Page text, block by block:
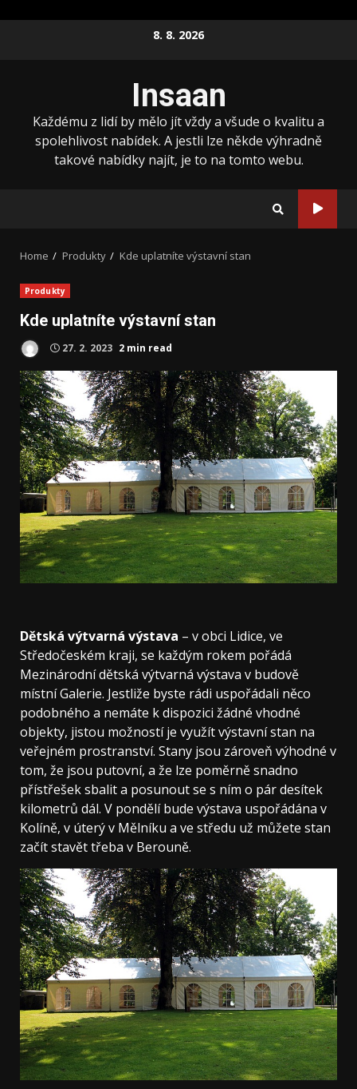
8. 8. 2026
Insaan
Každému z lidí by mělo jít vždy a všude o kvalitu a
spolehlivost nabídek. A jestli lze někde výhradně
takové nabídky najít, je to na tomto webu.
Home Produkty Kde uplatníte výstavní stan
Produkty
Kde uplatníte výstavní stan
27. 2. 2023 2 min read
Dětská výtvarná výstava – v obci Lidice, ve
Středočeském kraji, se každým rokem pořádá
Mezinárodní dětská výtvarná výstava v budově
místní Galerie. Jestliže byste rádi uspořádali něco
podobného a nemáte k dispozici žádné vhodné
objekty, jistou možností je využít výstavní stan na
veřejném prostranství. Stany jsou zároveň výhodné v
tom, že jsou putovní, a že lze poměrně snadno
přístřešek sbalit a posunout se s ním o pár desítek
kilometrů dál. V pondělí bude výstava uspořádána v
Kolíně, v úterý v Mělníku a ve středu už můžete stan
začít stavět třeba v Berouně.